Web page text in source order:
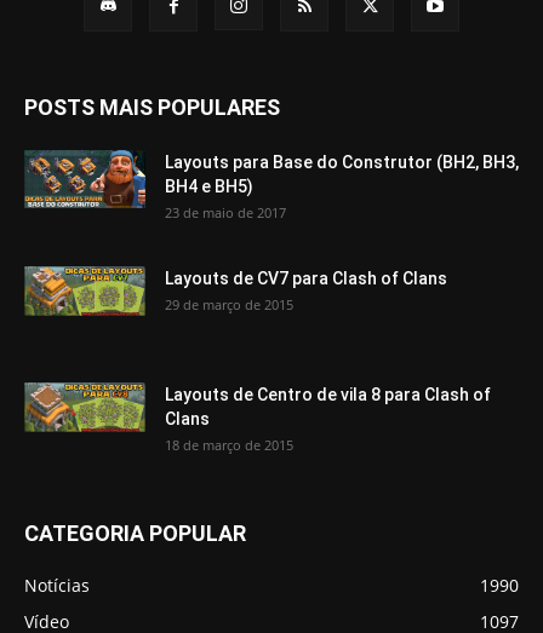
POSTS MAIS POPULARES
Layouts para Base do Construtor (BH2, BH3,
BH4 e BH5)
23 de maio de 2017
Layouts de CV7 para Clash of Clans
29 de março de 2015
Layouts de Centro de vila 8 para Clash of
Clans
18 de março de 2015
CATEGORIA POPULAR
Notícias
1990
Vídeo
1097